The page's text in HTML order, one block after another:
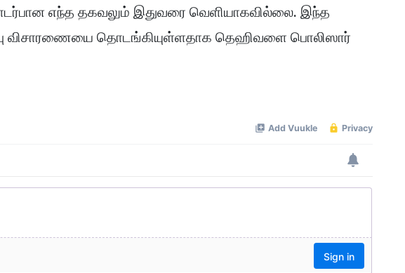
எந்த தகவலும் இதுவரை வெளியாகவில்லை. இந்த
விசாரணையை தொடங்கியுள்ளதாக தெஹிவளை பொலிஸார்